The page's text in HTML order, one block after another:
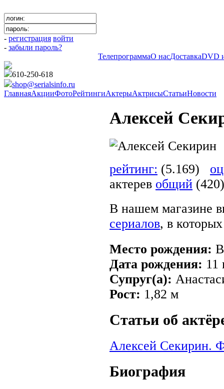
- регистрация войти
- забыли пароль?
ТелепрограммаО насДоставкаDVD
610-250-618
shop@serialsinfo.ru
ГлавнаяАкцииФотоРейтингиАктерыАктрисыСтатьиНовости
Алексей
рейтинг: (5.169)
актерев общий
В нашем магазине
сериалов, в
Место рождения:
Дата рождения: 11
Супруг(а):
Рост: 1,82 м
Cтатьи об
Алексей Секирин.
Биография